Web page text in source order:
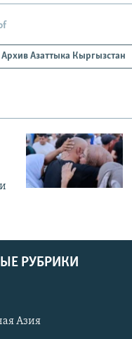
Архив Азаттыка Кыргызстан
РУБРИКИ
Азия